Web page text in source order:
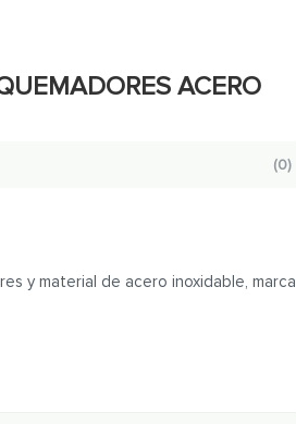
ACERO
(0)
y material de acero inoxidable, marca